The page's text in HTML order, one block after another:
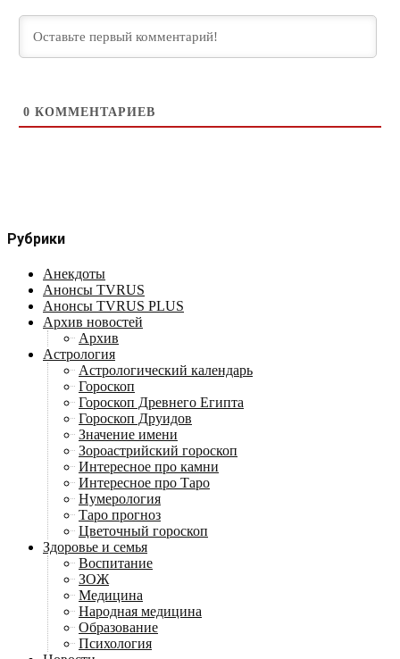
0 КОММЕНТАРИЕВ
Рубрики
Анекдоты
Анонсы TVRUS
Анонсы TVRUS PLUS
Архив новостей
Архив
Астрология
Астрологический календарь
Гороскоп
Гороскоп Древнего Египта
Гороскоп Друидов
Значение имени
Зороастрийский гороскоп
Интересное про камни
Интересное про Таро
Нумерология
Таро прогноз
Цветочный гороскоп
Здоровье и семья
Воспитание
ЗОЖ
Медицина
Народная медицина
Образование
Психология